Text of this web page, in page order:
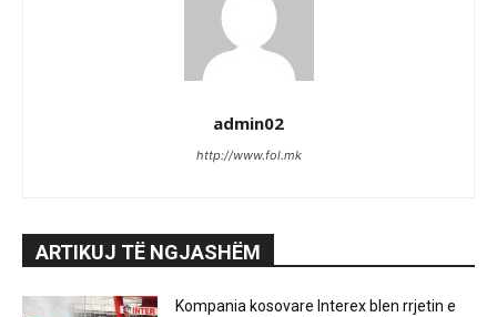
admin02
http://www.fol.mk
ARTIKUJ TË NGJASHËM
Kompania kosovare Interex blen rrjetin e